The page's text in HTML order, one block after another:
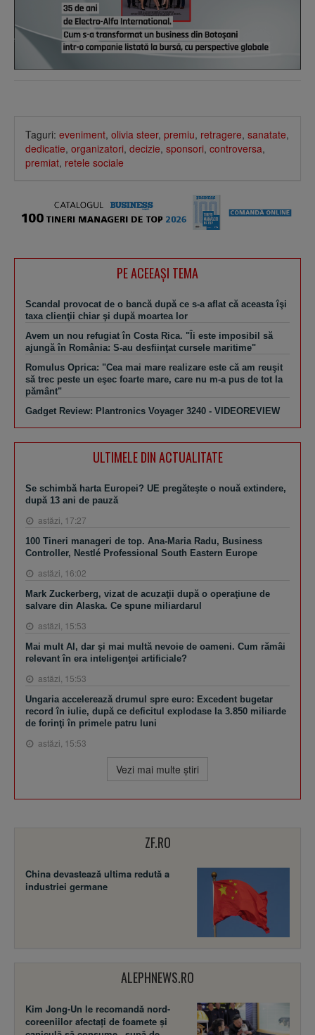
Taguri: eveniment, olivia steer, premiu, retragere, sanatate,
dedicatie, organizatori, decizie, sponsori, controversa,
premiat, retele sociale
PE ACEEAŞI TEMA
Scandal provocat de o bancă după ce s-a aflat că aceasta îşi
taxa clienţii chiar şi după moartea lor
Avem un nou refugiat în Costa Rica. "Îi este imposibil să
ajungă în România: S-au desfiinţat cursele maritime"
Romulus Oprica: "Cea mai mare realizare este că am reuşit
să trec peste un eşec foarte mare, care nu m-a pus de tot la
pământ"
Gadget Review: Plantronics Voyager 3240 - VIDEOREVIEW
ULTIMELE DIN ACTUALITATE
Se schimbă harta Europei? UE pregăteşte o nouă extindere,
după 13 ani de pauză
astăzi, 17:27
100 Tineri manageri de top. Ana-Maria Radu, Business
Controller, Nestlé Professional South Eastern Europe
astăzi, 16:02
Mark Zuckerberg, vizat de acuzaţii după o operaţiune de
salvare din Alaska. Ce spune miliardarul
astăzi, 15:53
Mai mult AI, dar şi mai multă nevoie de oameni. Cum rămâi
relevant în era inteligenţei artificiale?
astăzi, 15:53
Ungaria accelerează drumul spre euro: Excedent bugetar
record în iulie, după ce deficitul explodase la 3.850 miliarde
de forinţi în primele patru luni
astăzi, 15:53
Vezi mai multe ştiri
ZF.RO
China devastează ultima redută a
industriei germane
ALEPHNEWS.RO
Kim Jong-Un le recomandă nord-
coreeniilor afectați de foamete și